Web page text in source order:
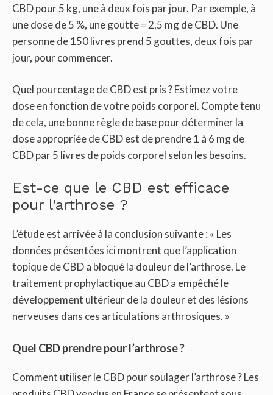
CBD pour 5 kg, une à deux fois par jour. Par exemple, à
une dose de 5 %, une goutte = 2,5 mg de CBD. Une
personne de 150 livres prend 5 gouttes, deux fois par
jour, pour commencer.
Quel pourcentage de CBD est pris ? Estimez votre
dose en fonction de votre poids corporel. Compte tenu
de cela, une bonne règle de base pour déterminer la
dose appropriée de CBD est de prendre 1 à 6 mg de
CBD par 5 livres de poids corporel selon les besoins.
Est-ce que le CBD est efficace
pour l’arthrose ?
L’étude est arrivée à la conclusion suivante : « Les
données présentées ici montrent que l’application
topique de CBD a bloqué la douleur de l’arthrose. Le
traitement prophylactique au CBD a empêché le
développement ultérieur de la douleur et des lésions
nerveuses dans ces articulations arthrosiques. »
Quel CBD prendre pour l’arthrose ?
Comment utiliser le CBD pour soulager l’arthrose ? Les